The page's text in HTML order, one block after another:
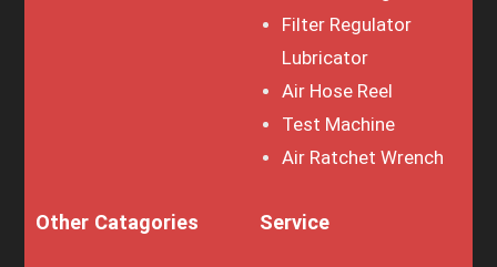
Filter Regulator
Lubricator
Air Hose Reel
Test Machine
Air Ratchet Wrench
Other Catagories Service